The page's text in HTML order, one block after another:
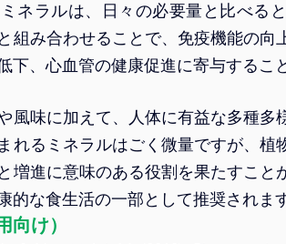
ネラルは、日々の必要量と比べる
組み合わせることで、免疫機能の向
下、心血管の健康促進に寄与するこ
風味に加えて、人体に有益な多種多
れるミネラルはごく微量ですが、植
増進に意味のある役割を果たすこと
的な食生活の一部として推奨されます
け）